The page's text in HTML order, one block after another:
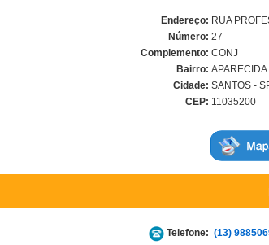
Endereço: RUA
Número: 27
Complemento: CONJ
Bairro: APARECIDA
Cidade: SANTOS -
CEP: 11035200
Telefone: (13)